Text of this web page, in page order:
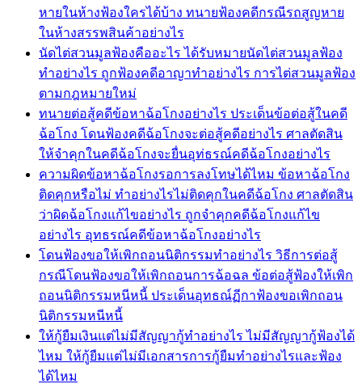
หายในห้างฟ้องใครได้บ้าง ทนายฟ้องคดีกรณีรถสูญหาย
ในห้างสรรพสินค้าอย่างไร
นัดไต่สวนมูลฟ้องคืออะไร ได้รับหมายนัดไต่สวนมูลฟ้อง
ทำอย่างไร ถูกฟ้องคดีอาญาทำอย่างไร การไต่สวนมูลฟ้อง
ตามกฎหมายใหม่
ทนายต่อสู้คดีข้อหาฉ้อโกงอย่างไร ประเด็นข้อต่อสู้ในคดี
ฉ้อโกง โดนฟ้องคดีฉ้อโกงจะต่อสู้คดีอย่างไร ศาลตัดสิน
ให้จำคุกในคดีฉ้อโกงจะยื่นอุท่ธรณ์คดีฉ้อโกงอย่างไร
ความผิดข้อหาฉ้อโกงรอการลงโทษได้ไหม ข้อหาฉ้อโกง
ติดคุกหรือไม่ ทำอย่างไรไม่ติดคุกในคดีฉ้อโกง ศาลตัดสิน
ว่าผิดฉ้อโกงแก้ไขอย่างไร ถูกจำคุกคดีฉ้อโกงแก้ไข
อย่างไร อุทธรณ์คดีข้อหาฉ้อโกงอย่างไร
โดนฟ้องขอให้เพิกถอนนิติกรรมทำอย่างไร วิธีการต่อสู้
กรณีโดนฟ้องขอให้เพิกถอนการฉ้อฉล ข้อต่อสู้ฟ้องให้เพิก
ถอนนิติกรรมหนีหนี้ ประเด็นอุทธณ์ฏีกาฟ้องขอเพิกถอน
นิติกรรมหนีหนี้
ให้กู้ยืมเงินแต่ไม่มีสัญญากู้ทำอย่างไร ไม่มีสัญญากู้ฟ้องได้
ไหม ให้กู้ยืมแต่ไม่มีเอกสารการกู้ยืมทำอย่างไรและฟ้อง
ได้ไหม